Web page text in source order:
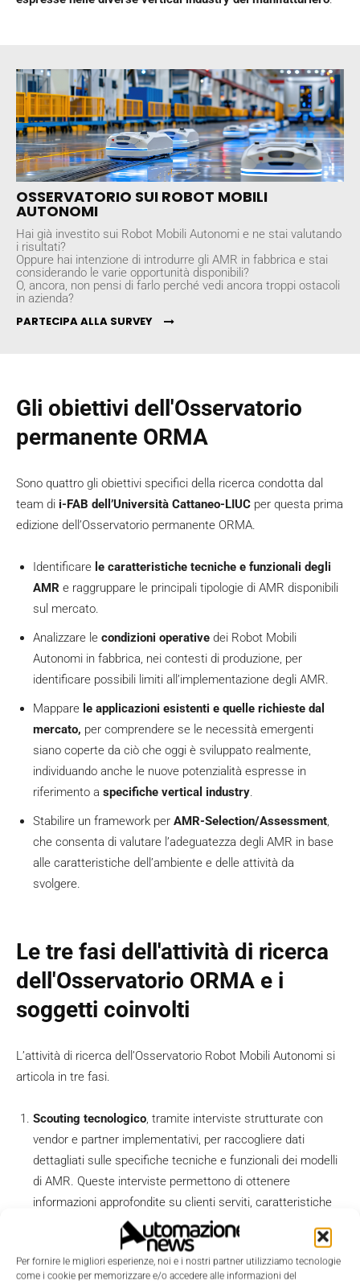
Per fornire le migliori esperienze, noi e i nostri partner utilizziamo tecnologie
come i cookie per memorizzare e/o accedere alle informazioni del
OSSERVATORIO SUI ROBOT MOBILI
AUTONOMI
Hai già investito sui Robot Mobili Autonomi e ne stai valutando
i risultati?
Oppure hai intenzione di introdurre gli AMR in fabbrica e stai
considerando le varie opportunità disponibili?
O, ancora, non pensi di farlo perché vedi ancora troppi ostacoli
in azienda?
PARTECIPA ALLA SURVEY
Gli obiettivi dell'Osservatorio
permanente ORMA
Sono quattro gli obiettivi specifici della ricerca condotta dal
team di i-FAB dell’Università Cattaneo-LIUC per questa prima
edizione dell’Osservatorio permanente ORMA.
Identificare le caratteristiche tecniche e funzionali degli
AMR e raggruppare le principali tipologie di AMR disponibili
sul mercato.
Analizzare le condizioni operative dei Robot Mobili
Autonomi in fabbrica, nei contesti di produzione, per
identificare possibili limiti all’implementazione degli AMR.
Mappare le applicazioni esistenti e quelle richieste dal
mercato, per comprendere se le necessità emergenti
siano coperte da ciò che oggi è sviluppato realmente,
individuando anche le nuove potenzialità espresse in
riferimento a specifiche vertical industry.
Stabilire un framework per AMR-Selection/Assessment,
che consenta di valutare l’adeguatezza degli AMR in base
alle caratteristiche dell’ambiente e delle attività da
svolgere.
Le tre fasi dell'attività di ricerca
dell'Osservatorio ORMA e i
soggetti coinvolti
L’attività di ricerca dell’Osservatorio Robot Mobili Autonomi si
articola in tre fasi.
Scouting tecnologico, tramite interviste strutturate con
vendor e partner implementativi, per raccogliere dati
dettagliati sulle specifiche tecniche e funzionali dei modelli
di AMR. Queste interviste permettono di ottenere
informazioni approfondite su clienti serviti, caratteristiche
tecniche, costi di implementazione e manutenzione,
gestione del progetto e applicazioni realizzate.
Indagine sui requisiti di mercato,tramite una survey